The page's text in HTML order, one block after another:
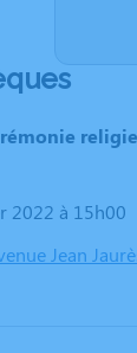
2022 à 15h00
Jean